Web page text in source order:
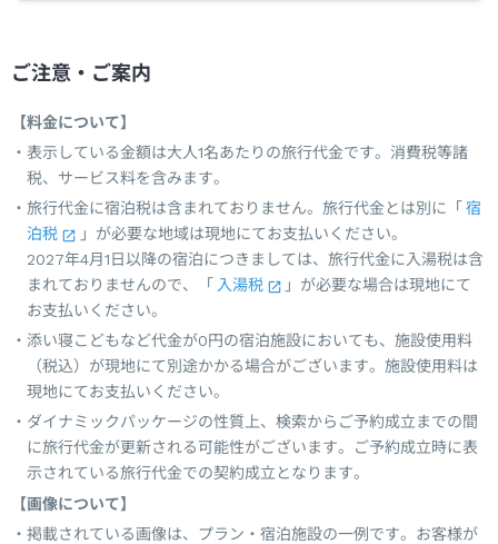
ご注意・ご案内
【料金について】
表示している金額は大人1名あたりの旅行代金です。消費税等諸
税、サービス料を含みます。
旅行代金に宿泊税は含まれておりません。旅行代金とは別に「 宿
泊税
」が必要な地域は現地にてお支払いください。
2027年4月1日以降の宿泊につきましては、旅行代金に入湯税は含
まれておりませんので、「 入湯税
」が必要な場合は現地にて
お支払いください。
添い寝こどもなど代金が0円の宿泊施設においても、施設使用料
（税込）が現地にて別途かかる場合がございます。施設使用料は
現地にてお支払いください。
ダイナミックパッケージの性質上、検索からご予約成立までの間
に旅行代金が更新される可能性がございます。ご予約成立時に表
示されている旅行代金での契約成立となります。
【画像について】
掲載されている画像は、プラン・宿泊施設の一例です。お客様が